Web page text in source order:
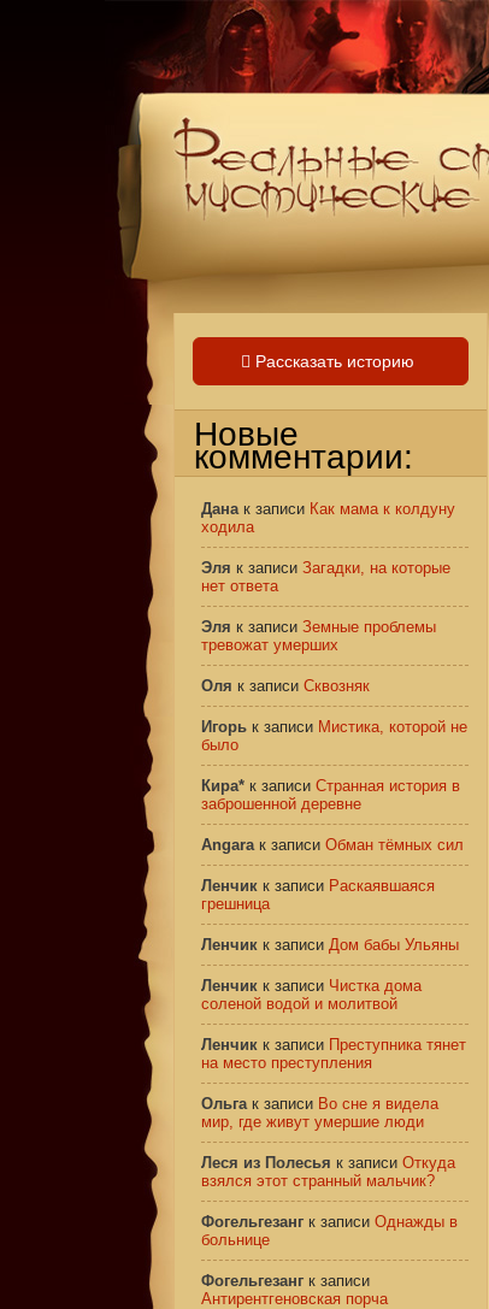
Рассказать историю
Новые
комментарии:
Данак записи Как мама к колдуну
ходила
Эля к записи Загадки, на которые
нет ответа
Эля к записи Земные проблемы
тревожат умерших
Оля к записи Сквозняк
Игорь к записи Мистика, которой не
было
Кира* к записи Странная история в
заброшенной деревне
Angaraк записи Обман тёмных сил
Ленчик к записи Раскаявшаяся
грешница
Ленчик к записи Дом бабы Ульяны
Ленчик к записи Чистка дома
соленой водой и молитвой
Ленчик к записи Преступника тянет
на место преступления
Ольгак записи Во сне я видела
мир, где живут умершие люди
Леся из Полесья к записи Откуда
взялся этот странный мальчик?
Фогельгезанг к записи Однажды в
больнице
Фогельгезанг к записи
Антирентгеновская порча